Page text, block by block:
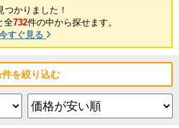
つかりました！
全732件の中から探せます。
すぐ見る
件を絞り込む